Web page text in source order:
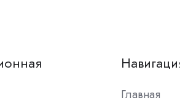
Главная